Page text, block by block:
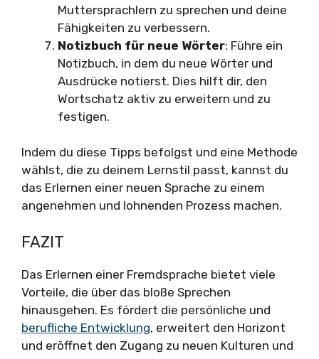
Muttersprachlern zu sprechen und deine
Fähigkeiten zu verbessern.
Notizbuch für neue Wörter: Führe ein
Notizbuch, in dem du neue Wörter und
Ausdrücke notierst. Dies hilft dir, den
Wortschatz aktiv zu erweitern und zu
festigen.
Indem du diese Tipps befolgst und eine Methode
wählst, die zu deinem Lernstil passt, kannst du
das Erlernen einer neuen Sprache zu einem
angenehmen und lohnenden Prozess machen.
FAZIT
Das Erlernen einer Fremdsprache bietet viele
Vorteile, die über das bloße Sprechen
hinausgehen. Es fördert die persönliche und
berufliche Entwicklung, erweitert den Horizont
und eröffnet den Zugang zu neuen Kulturen und